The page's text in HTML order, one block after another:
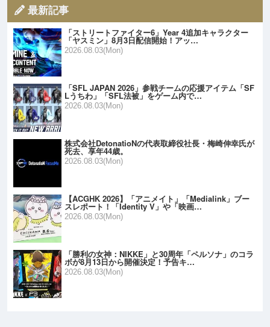
最新記事
「ストリートファイター6」Year 4追加キャラクター
「ヤスミン」8月3日配信開始！アッ…
2026.08.03(Mon)
「SFL JAPAN 2026」参戦チームの応援アイテム「SF
Lうちわ」「SFL法被」をゲーム内で…
2026.08.03(Mon)
株式会社DetonatioNの代表取締役社長・梅崎伸幸氏が
死去、享年44歳。
2026.08.03(Mon)
【ACGHK 2026】「アニメイト」「Medialink」ブー
スレポート！「Identity V」や「映画…
2026.08.03(Mon)
「勝利の女神：NIKKE」と30周年「ペルソナ」のコラ
ボが8月13日から開催決定！予告キ…
2026.08.03(Mon)